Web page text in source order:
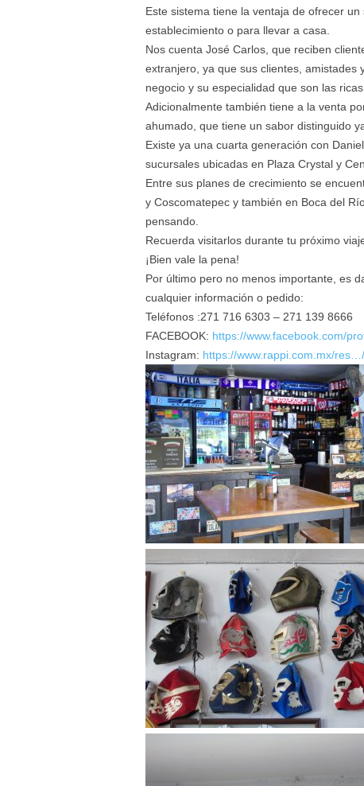
Este sistema tiene la ventaja de ofrecer
establecimiento o para llevar a casa.
Nos cuenta José Carlos, que reciben
extranjero, ya que sus clientes,
negocio y su especialidad que son las ricas
Adicionalmente también tiene a la venta
ahumado, que tiene un sabor distinguido
Existe ya una cuarta generación con
sucursales ubicadas en Plaza Crystal y
Entre sus planes de crecimiento se
y Coscomatepec y también en Boca del
pensando.
Recuerda visitarlos durante tu próximo
¡Bien vale la pena!
Por último pero no menos importante, es
cualquier información o pedido:
Teléfonos :271 716 6303 – 271 139 8666
FACEBOOK: https://www.facebook.com/
Instagram: https://www.rappi.com.mx/